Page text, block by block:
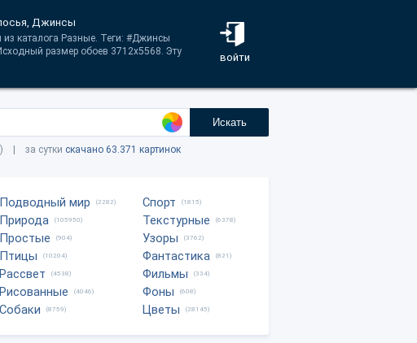
войти
Джинсы
из каталога Разные. Теги: #Джинсы
размер обоев 3712x5568. Эту
Искать
| за сутки скачано 63.371 картинок
Подводный мир (2282)
Природа (105950)
Простые (904)
Птицы (10204)
Рассвет (4538)
Рисованные (4046)
Собаки (8759)
Спорт (1815)
Текстурные (6378)
Узоры (3762)
Фантастика (821)
Фильмы (334)
Фоны (608)
Цветы (28145)